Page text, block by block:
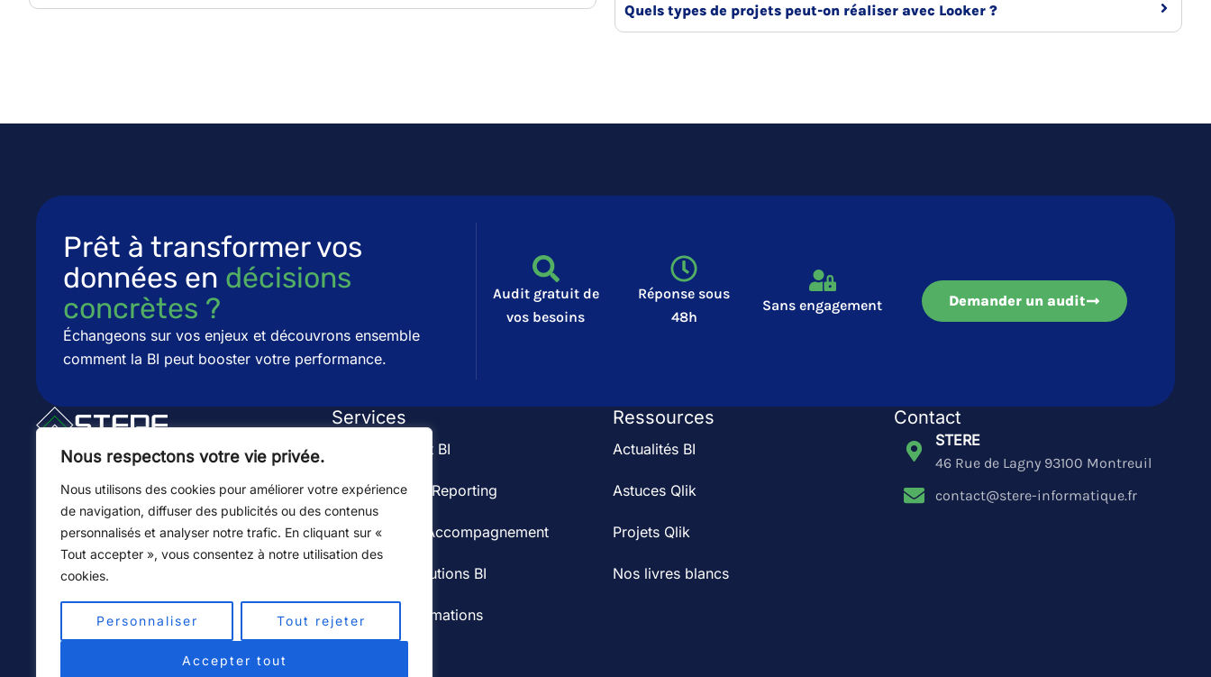
Nous respectons votre vie privée.
Nous utilisons des cookies pour améliorer votre expérience
de navigation, diffuser des publicités ou des contenus
personnalisés et analyser notre trafic. En cliquant sur «
Tout accepter », vous consentez à notre utilisation des
cookies.
Personnaliser Tout rejeter
Accepter tout
Quels types de projets peut-on réaliser avec Looker ?
Prêt à transformer vos
données en décisions
concrètes ?​​
Échangeons sur vos enjeux et découvrons ensemble
comment la BI peut booster votre performance.
Audit gratuit de
vos besoins
Réponse sous
48h
Sans engagement Demander un audit
Conseil en Business Intelligence
entreprises à transformer leurs
données en décisions concrètes
grâce des solutions BI claires,
fiables et performantes.
+15 ans d'expérience
100% de projets sur mesure
Services
Conseil & audit BI
Dashboards & Reporting
Intégration et Accompagnement
Licences & solutions BI
Toutes nos formations
Ressources
Actualités BI
Astuces Qlik
Projets Qlik
Nos livres blancs
Contact
STERE
46 Rue de Lagny 93100 Montreuil
contact@stere-informatique.fr